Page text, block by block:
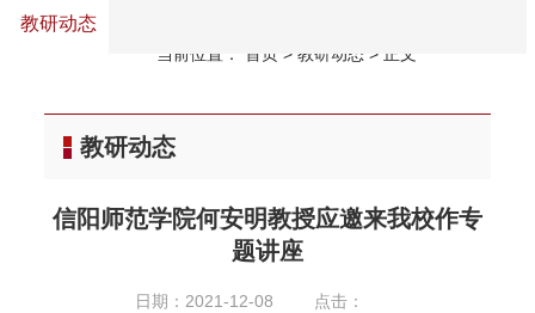
当前位置： 首页 > 教研动态 >正文
教研动态
教研动态
信阳师范学院何安明教授应邀来我校作专
题讲座
日期：2021-12-08 点击：